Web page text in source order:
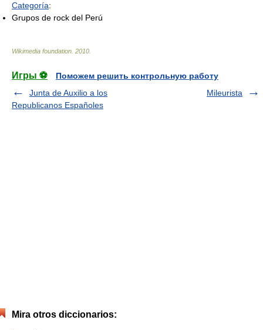
Categoría:
Grupos de rock del Perú
Wikimedia foundation 2010
Игры ⚽
Поможем решить контрольную работу
Junta de Auxilio a los
Republicanos Españoles
Mileurista
Mira otros diccionarios: